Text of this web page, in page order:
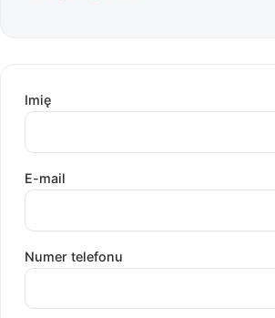
Imię
E-mail
Numer telefonu